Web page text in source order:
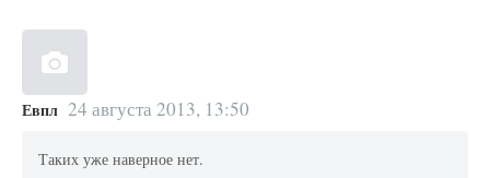
Евпл 24 августа 2013, 13:50
Таких уже наверное нет.